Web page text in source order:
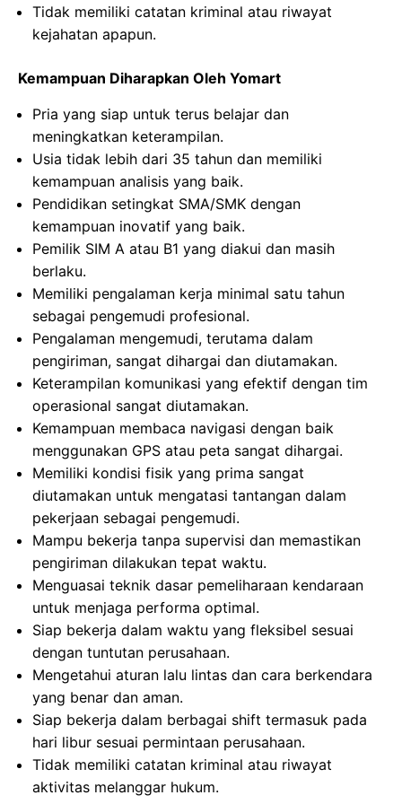
Tidak memiliki catatan kriminal atau riwayat
kejahatan apapun.
Kemampuan Diharapkan Oleh Yomart
Pria yang siap untuk terus belajar dan
meningkatkan keterampilan.
Usia tidak lebih dari 35 tahun dan memiliki
kemampuan analisis yang baik.
Pendidikan setingkat SMA/SMK dengan
kemampuan inovatif yang baik.
Pemilik SIM A atau B1 yang diakui dan masih
berlaku.
Memiliki pengalaman kerja minimal satu tahun
sebagai pengemudi profesional.
Pengalaman mengemudi, terutama dalam
pengiriman, sangat dihargai dan diutamakan.
Keterampilan komunikasi yang efektif dengan tim
operasional sangat diutamakan.
Kemampuan membaca navigasi dengan baik
menggunakan GPS atau peta sangat dihargai.
Memiliki kondisi fisik yang prima sangat
diutamakan untuk mengatasi tantangan dalam
pekerjaan sebagai pengemudi.
Mampu bekerja tanpa supervisi dan memastikan
pengiriman dilakukan tepat waktu.
Menguasai teknik dasar pemeliharaan kendaraan
untuk menjaga performa optimal.
Siap bekerja dalam waktu yang fleksibel sesuai
dengan tuntutan perusahaan.
Mengetahui aturan lalu lintas dan cara berkendara
yang benar dan aman.
Siap bekerja dalam berbagai shift termasuk pada
hari libur sesuai permintaan perusahaan.
Tidak memiliki catatan kriminal atau riwayat
aktivitas melanggar hukum.